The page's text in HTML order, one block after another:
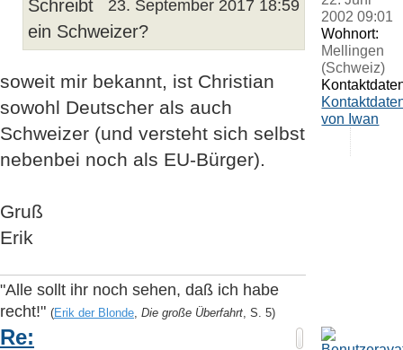
23. September 2017 18:59
Schreibt
ein Schweizer?
soweit mir bekannt, ist Christian
sowohl Deutscher als auch
Schweizer (und versteht sich selbst
nebenbei noch als EU-Bürger).
Gruß
Erik
"Alle sollt ihr noch sehen, daß ich habe
recht!" (Erik der Blonde Die große Überfahrt , S. 5)
2002 09:01
Wohnort:
Mellingen
(Schweiz)
von Iwan
Re: